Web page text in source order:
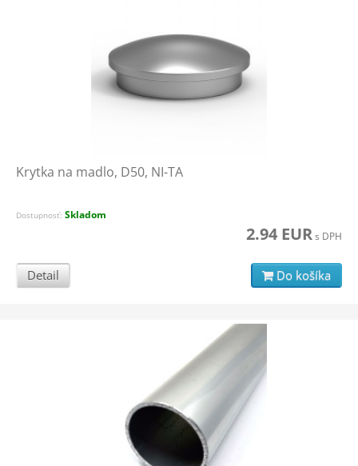
Krytka na madlo, D50, NI-TA
Dostupnosť: Skladom
2.94 EURs DPH
Detail Do košíka